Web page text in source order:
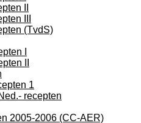
II
III
(TvdS)
I
II
1
recepten
2005-2006 (CC-AER)